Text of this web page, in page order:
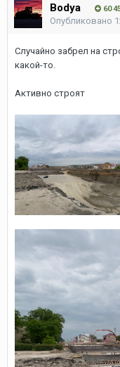
Bodya 60
Опубликовано
Случайно забрел на
какой-то.
Активно строят